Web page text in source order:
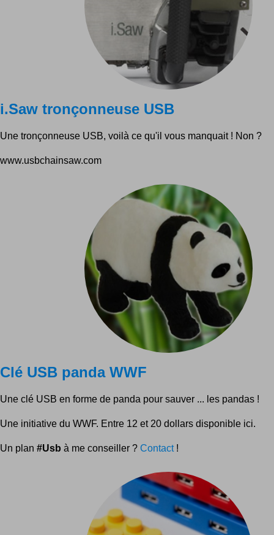
i.Saw tronçonneuse USB
Une tronçonneuse USB, voilà ce qu'il vous manquait ! Non ?
www.usbchainsaw.com
Clé USB panda WWF
Une clé USB en forme de panda pour sauver ... les pandas !
Une initiative du WWF. Entre 12 et 20 dollars disponible ici.
Un plan #Usb à me conseiller ? Contact!